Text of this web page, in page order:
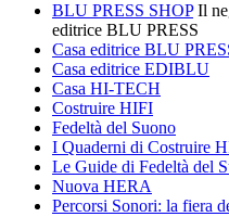
BLU PRESS SHOPIl
editrice BLU PRESS
Casa editrice BLU
Casa editrice EDIBLU
Casa HI-TECH
Costruire HIFI
Fedeltà del Suono
I Quaderni di Costruire
Le Guide di Fedeltà del
Nuova HERA
Percorsi Sonori: la fiera